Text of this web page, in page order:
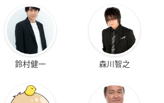
鈴村健一 森川智之